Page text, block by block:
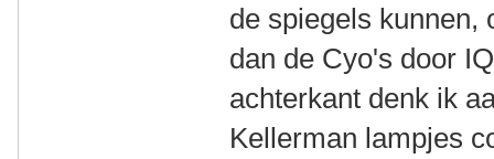
de spiegels kunnen,
dan de Cyo's door
achterkant denk ik
Kellerman lampjes